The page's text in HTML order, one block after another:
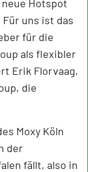
Hotspot
uns ist das
für die
als flexibler
Erik Florvaag,
die
Moxy Köln
der
fällt, also in